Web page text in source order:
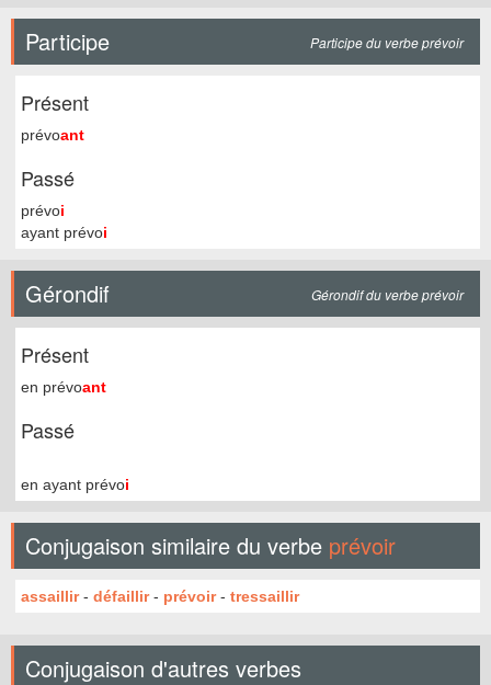
Participe Participe du verbe prévoir
Présent
prévoant
Passé
prévoi
ayant prévoi
Gérondif Gérondif du verbe prévoir
Présent
en prévoant
Passé
en ayant prévoi
Conjugaison similaire du verbe prévoir
assaillir- défaillir- prévoir- tressaillir
Conjugaison d'autres verbes